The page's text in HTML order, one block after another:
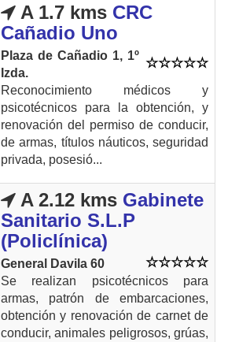
A 1.7 kms CRC
Cañadio Uno
Plaza de Cañadio 1, 1º
Izda.
Reconocimiento médicos y
psicotécnicos para la obtención, y
renovación del permiso de conducir,
de armas, títulos náuticos, seguridad
privada, posesió...
A 2.12 kms Gabinete
Sanitario S.L.P
(Policlínica)
General Davila 60
Se realizan psicotécnicos para
armas, patrón de embarcaciones,
obtención y renovación de carnet de
conducir, animales peligrosos, grúas,